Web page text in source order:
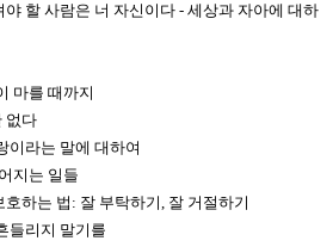
야 할 사람은 너 자신이다 - 세상과 자아에 대하
마를 때까지
없다
이라는 말에 대하여
지는 일들
하는 법: 잘 부탁하기, 잘 거절하기
들리지 말기를